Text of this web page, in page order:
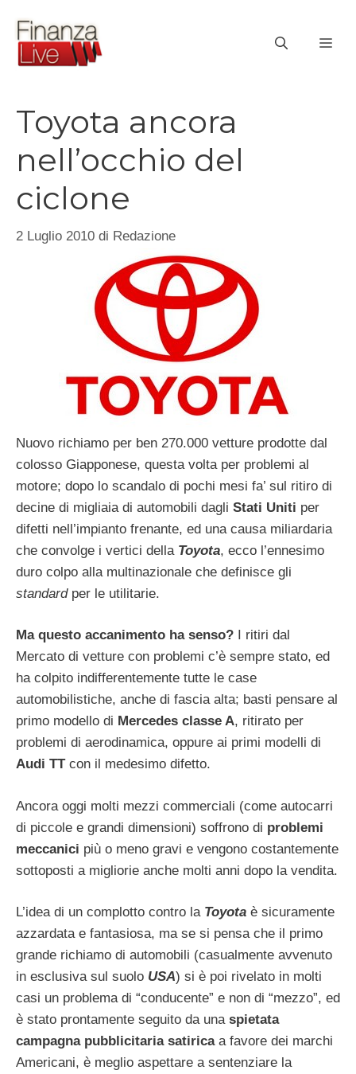
contenuto
Toyota ancora
nell’occhio del
ciclone
2 Luglio 2010 di Redazione
Nuovo richiamo per ben 270.000 vetture prodotte dal
colosso Giapponese, questa volta per problemi al
motore; dopo lo scandalo di pochi mesi fa’ sul ritiro di
decine di migliaia di automobili dagli Stati Uniti per
difetti nell’impianto frenante, ed una causa miliardaria
che convolge i vertici della Toyota, ecco l’ennesimo
duro colpo alla multinazionale che definisce gli
standard per le utilitarie.
Ma questo accanimento ha senso? I ritiri dal
Mercato di vetture con problemi c’è sempre stato, ed
ha colpito indifferentemente tutte le case
automobilistiche, anche di fascia alta; basti pensare al
primo modello di Mercedes classe A, ritirato per
problemi di aerodinamica, oppure ai primi modelli di
Audi TTcon il medesimo difetto.
Ancora oggi molti mezzi commerciali (come autocarri
di piccole e grandi dimensioni) soffrono di problemi
meccanici più o meno gravi e vengono costantemente
sottoposti a migliorie anche molti anni dopo la vendita.
L’idea di un complotto contro la Toyota è sicuramente
azzardata e fantasiosa, ma se si pensa che il primo
grande richiamo di automobili (casualmente avvenuto
in esclusiva sul suolo USA) si è poi rivelato in molti
casi un problema di “conducente” e non di “mezzo”, ed
è stato prontamente seguito da una spietata
campagna pubblicitaria satiricaa favore dei marchi
Americani, è meglio aspettare a sentenziare la